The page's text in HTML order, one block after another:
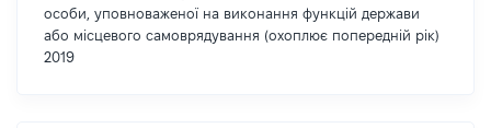
особи, уповноваженої на виконання функцій держави
або місцевого самоврядування (охоплює попередній рік)
2019